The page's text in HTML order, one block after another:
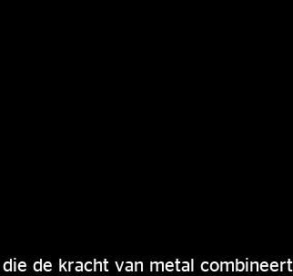
de kracht van metal combineert